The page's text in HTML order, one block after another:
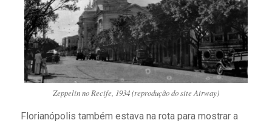
Zeppelin no Recife, 1934 (reprodução do site Airway)
Florianópolis também estava na rota para mostrar a